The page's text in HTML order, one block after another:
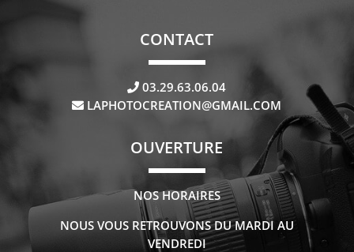
CONTACT
03.29.63.06.04
LAPHOTOCREATION@GMAIL.COM
OUVERTURE
NOS HORAIRES
NOUS VOUS RETROUVONS DU MARDI AU
VENDREDI